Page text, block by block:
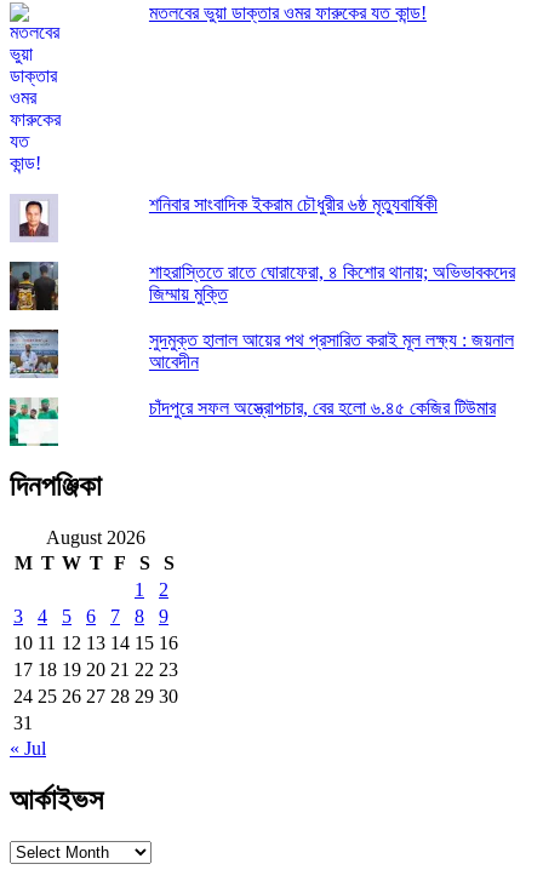
মতলবের ভুয়া ডাক্তার ওমর ফারুকের যত কান্ড!
শনিবার সাংবাদিক ইকরাম চৌধুরীর ৬ষ্ঠ মৃত্যুবার্ষিকী
শাহরাস্তিতে রাতে ঘোরাফেরা, ৪ কিশোর থানায়; অভিভাবকদের
জিম্মায় মুক্তি
সুদমুক্ত হালাল আয়ের পথ প্রসারিত করাই মূল লক্ষ্য : জয়নাল
আবেদীন
চাঁদপুরে সফল অস্ত্রোপচার, বের হলো ৬.৪৫ কেজির টিউমার
দিনপঞ্জিকা
August 2026
M T W T F S
S
1
2
3
4 5 6 7 8
9
10 11 12 13 14 15 16
17 18 19 20 21 22 23
24 25 26 27 28 29 30
31
« Jul
আর্কাইভস
আর্কাইভস